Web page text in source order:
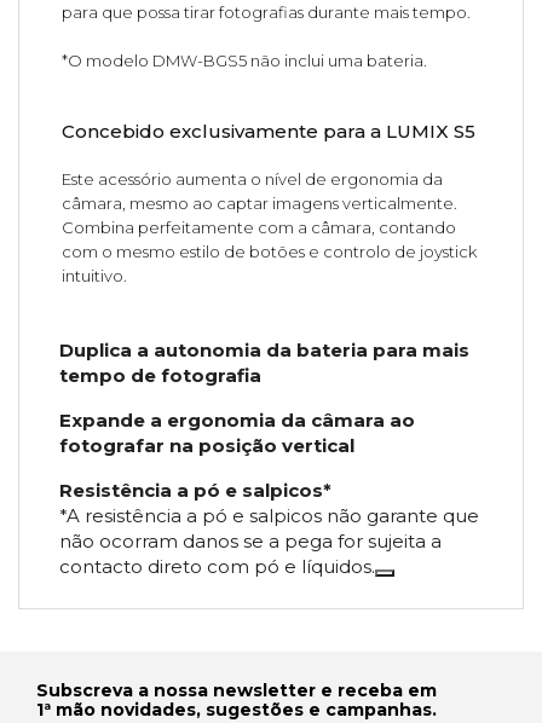
para que possa tirar fotografias durante mais tempo.
*O modelo DMW-BGS5 não inclui uma bateria.
Concebido exclusivamente para a LUMIX S5
Este acessório aumenta o nível de ergonomia da
câmara, mesmo ao captar imagens verticalmente.
Combina perfeitamente com a câmara, contando
com o mesmo estilo de botões e controlo de joystick
intuitivo.
Duplica a autonomia da bateria para mais
tempo de fotografia
Expande a ergonomia da câmara ao
fotografar na posição vertical
Resistência a pó e salpicos*
*A resistência a pó e salpicos não garante que
não ocorram danos se a pega for sujeita a
contacto direto com pó e líquidos.
Subscreva a nossa newsletter e receba em
1ª mão novidades, sugestões e campanhas.